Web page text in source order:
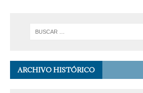
ARCHIVO HISTÓRICO